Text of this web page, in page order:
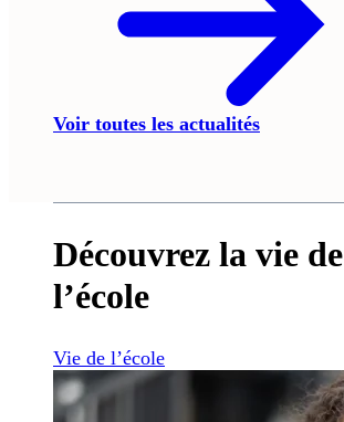
Voir toutes les actualités
Découvrez la vie de
l’école
Vie de l’école